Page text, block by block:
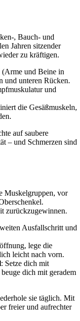
, Bauch- und
Jahren sitzender
zu kräftigen.
(Arme und Beine in
und unteren Rücken.
und
die Gesäßmuskeln,
auf saubere
– und Schmerzen sind
Muskelgruppen, vor
zurückzugewinnen.
Ausfallschritt und
lege die
leicht nach vorn.
: Setze dich mit
dich mit geradem
sie täglich. Mit
freier und aufrechter